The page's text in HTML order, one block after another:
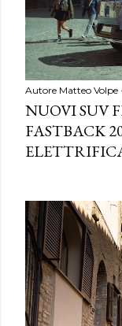
Autore Matteo Volpe
NUOVI SUV
FASTBACK